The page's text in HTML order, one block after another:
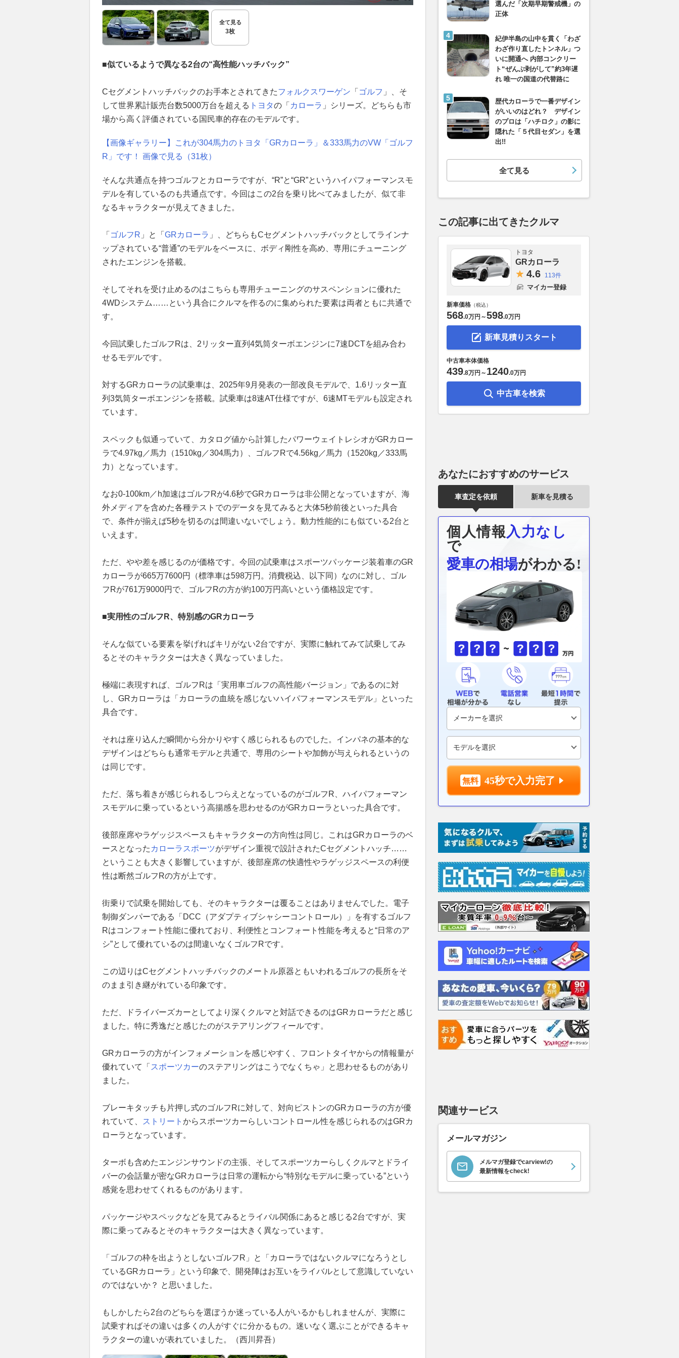
全て見る
3枚
■似ているようで異なる2台の“高性能ハッチバック”
Cセグメントハッチバックのお手本とされてきたフォルクスワーゲン 「 ゴルフ 」、そ
して世界累計販売台数5000万台を超える トヨタの「 カローラ 」シリーズ。どちらも市
場から高く評価されている国民車的存在のモデルです。
【画像ギャラリー】これが304馬力のトヨタ「GRカローラ」＆333馬力のVW「ゴルフ
R」です！ 画像で見る（31枚）
そんな共通点を持つゴルフとカローラですが、“R”と“GR”というハイパフォーマンスモ
デルを有しているのも共通点です。今回はこの2台を乗り比べてみましたが、似て非
なるキャラクターが見えてきました。
「 ゴルフR 」と「 GRカローラ 」、どちらもCセグメントハッチバックとしてラインナ
ップされている“普通”のモデルをベースに、ボディ剛性を高め、専用にチューニング
されたエンジンを搭載。
そしてそれを受け止めるのはこちらも専用チューニングのサスペンションに優れた
4WDシステム……という具合にクルマを作るのに集められた要素は両者ともに共通で
す。
今回試乗したゴルフRは、2リッター直列4気筒ターボエンジンに7速DCTを組み合わ
せるモデルです。
対するGRカローラの試乗車は、2025年9月発表の一部改良モデルで、1.6リッター直
列3気筒ターボエンジンを搭載。試乗車は8速AT仕様ですが、6速MTモデルも設定され
ています。
スペックも似通っていて、カタログ値から計算したパワーウェイトレシオがGRカロー
ラで4.97kg／馬力（1510kg／304馬力）、ゴルフRで4.56kg／馬力（1520kg／333馬
力）となっています。
なお0-100km／h加速はゴルフRが4.6秒でGRカローラは非公開となっていますが、海
外メディアを含めた各種テストでのデータを見てみると大体5秒前後といった具合
で、条件が揃えば5秒を切るのは間違いないでしょう。動力性能的にも似ている2台と
いえます。
ただ、やや差を感じるのが価格です。今回の試乗車はスポーツパッケージ装着車のGR
カローラが665万7600円（標準車は598万円。消費税込、以下同）なのに対し、ゴル
フRが761万9000円で、ゴルフRの方が約100万円高いという価格設定です。
■実用性のゴルフR、特別感のGRカローラ
そんな似ている要素を挙げればキリがない2台ですが、実際に触れてみて試乗してみ
るとそのキャラクターは大きく異なっていました。
極端に表現すれば、ゴルフRは「実用車ゴルフの高性能バージョン」であるのに対
し、GRカローラは「カローラの血統を感じないハイパフォーマンスモデル」といった
具合です。
それは座り込んだ瞬間から分かりやすく感じられるものでした。インパネの基本的な
デザインはどちらも通常モデルと共通で、専用のシートや加飾が与えられるというの
は同じです。
ただ、落ち着きが感じられるしつらえとなっているのがゴルフR、ハイパフォーマン
スモデルに乗っているという高揚感を思わせるのがGRカローラといった具合です。
後部座席やラゲッジスペースもキャラクターの方向性は同じ。これはGRカローラのベ
ースとなった カローラスポーツがデザイン重視で設計されたCセグメントハッチ……
ということも大きく影響していますが、後部座席の快適性やラゲッジスペースの利便
性は断然ゴルフRの方が上です。
街乗りで試乗を開始しても、そのキャラクターは覆ることはありませんでした。電子
制御ダンパーである「DCC（アダプティブシャシーコントロール）」を有するゴルフ
Rはコンフォート性能に優れており、利便性とコンフォート性能を考えると“日常のア
シ”として優れているのは間違いなくゴルフRです。
この辺りはCセグメントハッチバックのメートル原器ともいわれるゴルフの長所をそ
のまま引き継がれている印象です。
ただ、ドライバーズカーとしてより深くクルマと対話できるのはGRカローラだと感じ
ました。特に秀逸だと感じたのがステアリングフィールです。
GRカローラの方がインフォメーションを感じやすく、フロントタイヤからの情報量が
優れていて「 スポーツカーのステアリングはこうでなくちゃ」と思わせるものがあり
ました。
ブレーキタッチも片押し式のゴルフRに対して、対向ピストンのGRカローラの方が優
れていて、
ストリート からスポーツカーらしいコントロール性を感じられるのはGRカ
ローラとなっています。
ターボも含めたエンジンサウンドの主張、そしてスポーツカーらしくクルマとドライ
バーの会話量が密なGRカローラは日常の運転から“特別なモデルに乗っている”という
感覚を思わせてくれるものがあります。
パッケージやスペックなどを見てみるとライバル関係にあると感じる2台ですが、実
際に乗ってみるとそのキャラクターは大きく異なっています。
「ゴルフの枠を出ようとしないゴルフR」と「カローラではないクルマになろうとし
ているGRカローラ」という印象で、開発陣はお互いをライバルとして意識していない
のではないか？ と思いました。
もしかしたら2台のどちらを選ぼうか迷っている人がいるかもしれませんが、実際に
試乗すればその違いは多くの人がすぐに分かるもの。迷いなく選ぶことができるキャ
ラクターの違いが表れていました。（西川昇吾）
選んだ「次期早期警戒機」の
正体
紀伊半島の山中を貫く「わざ
わざ作り直したトンネル」つ
いに開通へ 内部コンクリー
ト“ぜんぶ剥がして”約3年遅
れ 唯一の国道の代替路に
歴代カローラで一番デザイン
がいいのはどれ？ デザイン
のプロは「ハチロク」の影に
隠れた「５代目セダン」を選
出!!
全て見る
この記事に出てきたクルマ
トヨタ
GRカローラ
4.6 113件
マイカー登録
新車価格 （税込）
568.0万円 ～598.0万円
新車見積りスタート
中古車本体価格
439.8万円 ～ 1240.0万円
中古車を検索
あなたにおすすめのサービス
車査定を依頼 新車を見積る
個人情報 入力なし
で
愛車の相場がわかる!
45秒で入力完了
関連サービス
メールマガジン
メルマガ登録でcarview!の
最新情報をcheck!